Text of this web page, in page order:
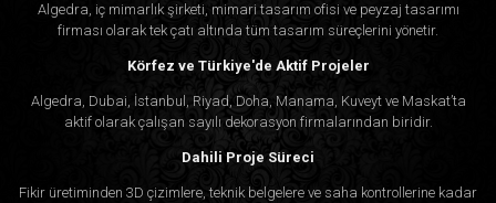
Algedra, iç mimarlık şirketi, mimari tasarım ofisi ve peyzaj tasarımı
firması olarak tek çatı altında tüm tasarım süreçlerini yönetir.
Körfez ve Türkiye'de Aktif Projeler
Algedra, Dubai, İstanbul, Riyad, Doha, Manama, Kuveyt ve Maskat’ta
aktif olarak çalışan sayılı dekorasyon firmalarından biridir.
Dahili Proje Süreci
Fikir üretiminden 3D çizimlere, teknik belgelere ve saha kontrollerine kadar